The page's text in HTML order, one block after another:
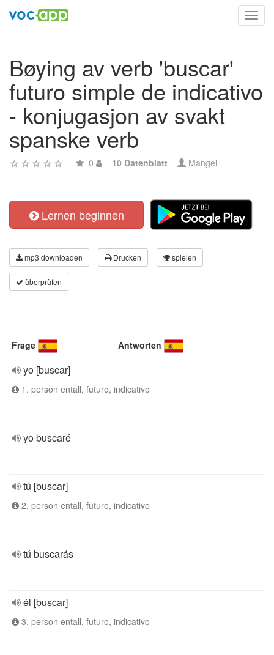
Bøying av verb 'buscar'
futuro simple de indicativo
- konjugasjon av svakt
spanske verb
0 10 Datenblatt Mangel
Lernen beginnen
mp3 downloaden Drucken spielen
überprüfen
Frage Antworten
yo [buscar]
1. person entall, futuro, indicativo
yo buscaré
tú [buscar]
2. person entall, futuro, indicativo
tú buscarás
él [buscar]
3. person entall, futuro, indicativo